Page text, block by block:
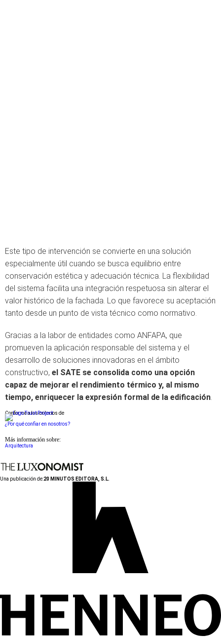
Este tipo de intervención se convierte en una solución
especialmente útil cuando se busca equilibrio entre
conservación estética y adecuación técnica. La flexibilidad
del sistema facilita una integración respetuosa sin alterar el
valor histórico de la fachada. Lo que favorece su aceptación
tanto desde un punto de vista técnico como normativo.
Gracias a la labor de entidades como ANFAPA, que
promueven la aplicación responsable del sistema y el
desarrollo de soluciones innovadoras en el ámbito
constructivo, el SATE se consolida como una opción
capaz de mejorar el rendimiento térmico y, al mismo
tiempo, enriquecer la expresión formal de la edificación.
Conforme a los criterios de
¿Por qué confiar en nosotros?
Más información sobre:
Arquitectura
Una publicación de:20 MINUTOS EDITORA, S.L.